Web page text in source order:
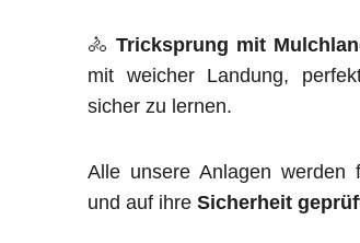
🚴Tricksprung mit
mit weicher Landung,
sicher zu lernen.
Alle unsere Anlagen werden
und auf ihre Sicherheit